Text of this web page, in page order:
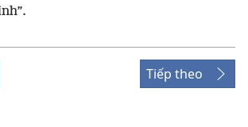
Tiếp theo